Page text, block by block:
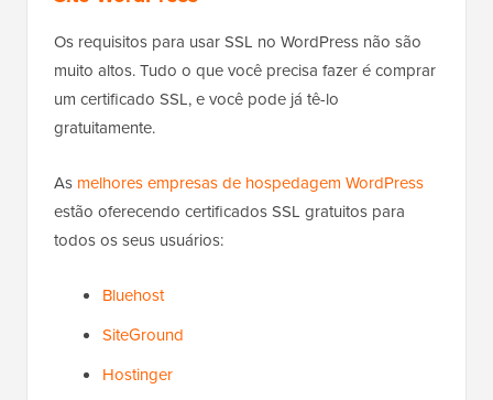
Os requisitos para usar SSL no WordPress não são
muito altos. Tudo o que você precisa fazer é comprar
um certificado SSL, e você pode já tê-lo
gratuitamente.
As melhores empresas de hospedagem WordPress
estão oferecendo certificados SSL gratuitos para
todos os seus usuários:
Bluehost
SiteGround
Hostinger